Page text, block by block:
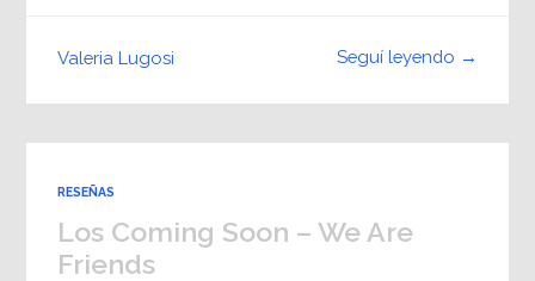
Seguí leyendo →
Valeria Lugosi
RESEÑAS
Los Coming Soon – We Are
Friends